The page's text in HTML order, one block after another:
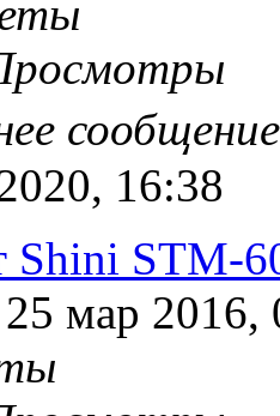
16:38
Shini STM-
25 мар 2016,